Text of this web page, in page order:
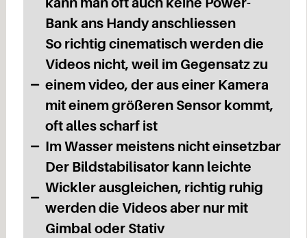
Bank ans Handy anschliessen
So richtig cinematisch werden die
Videos nicht, weil im Gegensatz zu
einem video, der aus einer Kamera
mit einem größeren Sensor kommt,
oft alles scharf ist
Im Wasser meistens nicht einsetzbar
Der Bildstabilisator kann leichte
Wickler ausgleichen, richtig ruhig
werden die Videos aber nur mit
Gimbal oder Stativ